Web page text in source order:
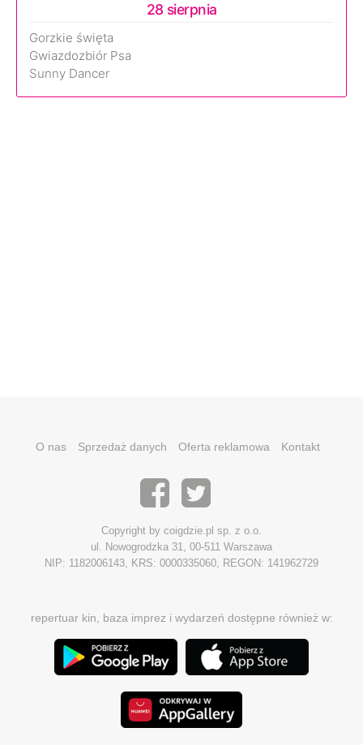
28 sierpnia
Gorzkie święta
Gwiazdozbiór Psa
Sunny Dancer
O nas Sprzedaż danych Oferta reklamowa Kontakt
Copyright by coigdzie.pl sp. z o.o.
ul. Nowogrodzka 31, 00-511 Warszawa
NIP: 1182006143, KRS: 0000335060, REGON: 141962729
repertuar kin, baza imprez i wydarzeń dostępne również w: